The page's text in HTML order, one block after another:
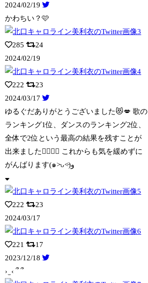
2024/02/19
かわちい？🩷
285
24
2024/02/19
222
23
2024/03/17
ゆるぐだありがとうございました😻💋 歌の
ランキング1位、ダンスのランキング2位、
全体で2位という最高の結果を残すことが
出来ました👩‍❤️‍💋‍👩 これからも気を緩めずに
がんばります(๑˃̵ᴗ˂̵)و
222
23
2024/03/17
221
17
2023/12/18
› ̫ ‹ ՞ ՞